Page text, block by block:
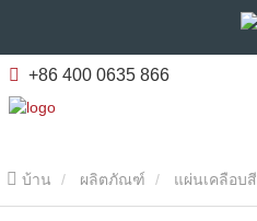
+86 400 0635 866
บ้าน ผลิตภัณฑ์ แผ่นเคลือบสี